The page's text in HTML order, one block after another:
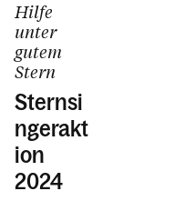
Hilfe
unter
gutem
Stern
Sternsi
ngerakt
ion
2024